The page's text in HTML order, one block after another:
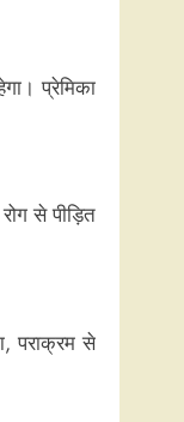
प्रेमिका
से पीड़ित
पराक्रम से